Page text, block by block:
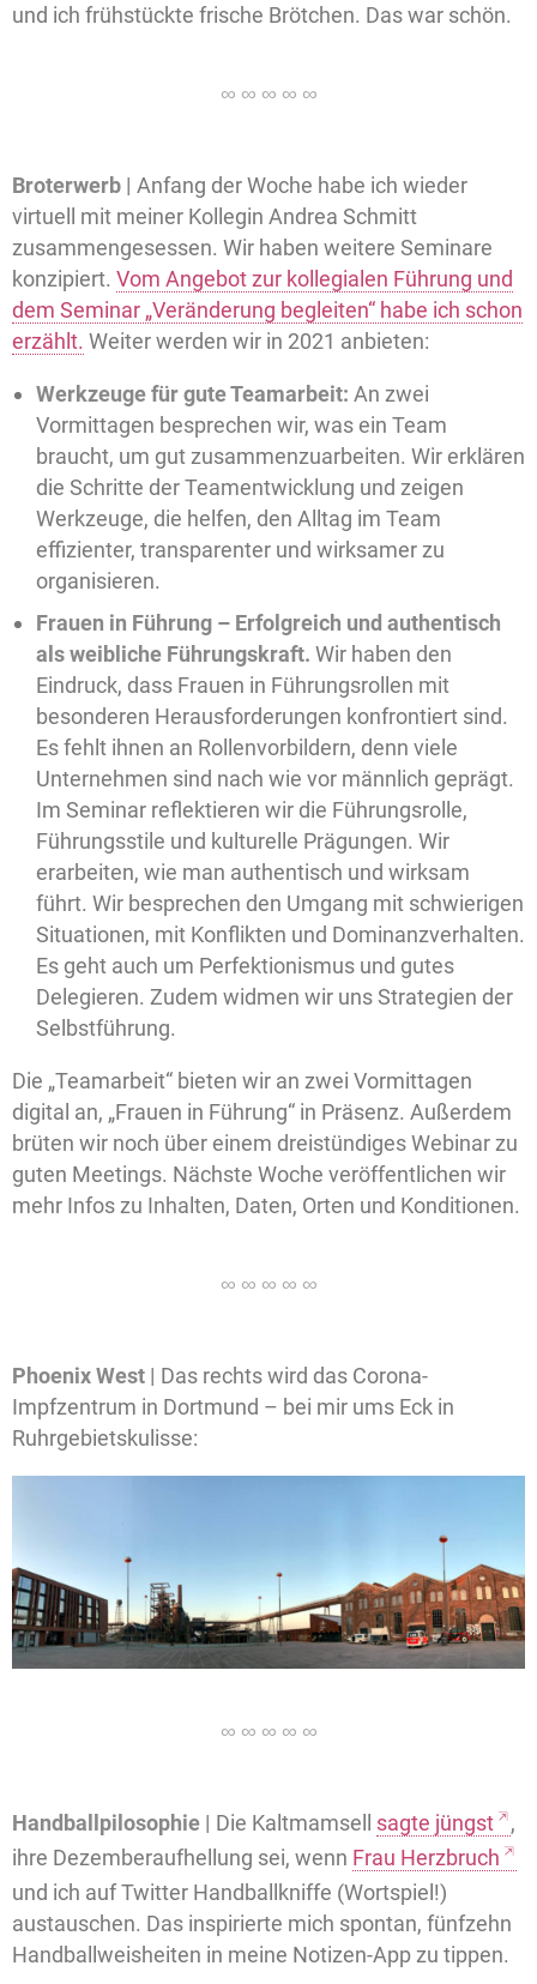
und ich frühstückte frische Brötchen. Das war schön.
Broterwerb | Anfang der Woche habe ich wieder
virtuell mit meiner Kollegin Andrea Schmitt
zusammengesessen. Wir haben weitere Seminare
konzipiert. Vom Angebot zur kollegialen Führung und
dem Seminar „Veränderung begleiten“ habe ich schon
erzählt. Weiter werden wir in 2021 anbieten:
Werkzeuge für gute Teamarbeit: An zwei
Vormittagen besprechen wir, was ein Team
braucht, um gut zusammenzuarbeiten. Wir erklären
die Schritte der Teamentwicklung und zeigen
Werkzeuge, die helfen, den Alltag im Team
effizienter, transparenter und wirksamer zu
organisieren.
Frauen in Führung – Erfolgreich und authentisch
als weibliche Führungskraft. Wir haben den
Eindruck, dass Frauen in Führungsrollen mit
besonderen Herausforderungen konfrontiert sind.
Es fehlt ihnen an Rollenvorbildern, denn viele
Unternehmen sind nach wie vor männlich geprägt.
Im Seminar reflektieren wir die Führungsrolle,
Führungsstile und kulturelle Prägungen. Wir
erarbeiten, wie man authentisch und wirksam
führt. Wir besprechen den Umgang mit schwierigen
Situationen, mit Konflikten und Dominanzverhalten.
Es geht auch um Perfektionismus und gutes
Delegieren. Zudem widmen wir uns Strategien der
Selbstführung.
Die „Teamarbeit“ bieten wir an zwei Vormittagen
digital an, „Frauen in Führung“ in Präsenz. Außerdem
brüten wir noch über einem dreistündiges Webinar zu
guten Meetings. Nächste Woche veröffentlichen wir
mehr Infos zu Inhalten, Daten, Orten und Konditionen.
Phoenix West | Das rechts wird das Corona-
Impfzentrum in Dortmund – bei mir ums Eck in
Ruhrgebietskulisse:
Handballpilosophie | Die Kaltmamsell sagte jüngst
,
ihre Dezemberaufhellung sei, wenn Frau Herzbruch
und ich auf Twitter Handballkniffe (Wortspiel!)
austauschen. Das inspirierte mich spontan, fünfzehn
Handballweisheiten in meine Notizen-App zu tippen.